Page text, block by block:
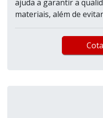
ajuda a garantir a
materiais, além de